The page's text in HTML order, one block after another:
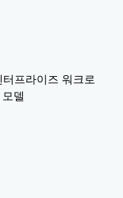
프라이즈 워크로
델